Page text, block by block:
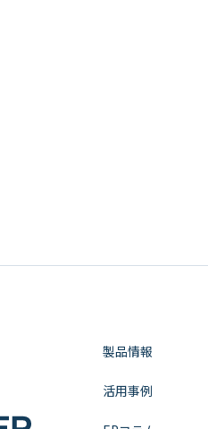
製品情報
活用事例